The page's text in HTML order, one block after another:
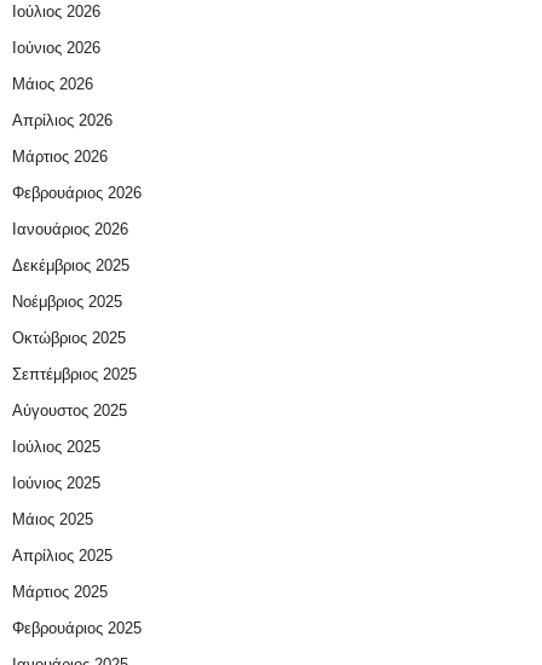
Ιούλιος 2026
Ιούνιος 2026
Μάιος 2026
Απρίλιος 2026
Μάρτιος 2026
Φεβρουάριος 2026
Ιανουάριος 2026
Δεκέμβριος 2025
Νοέμβριος 2025
Οκτώβριος 2025
Σεπτέμβριος 2025
Αύγουστος 2025
Ιούλιος 2025
Ιούνιος 2025
Μάιος 2025
Απρίλιος 2025
Μάρτιος 2025
Φεβρουάριος 2025